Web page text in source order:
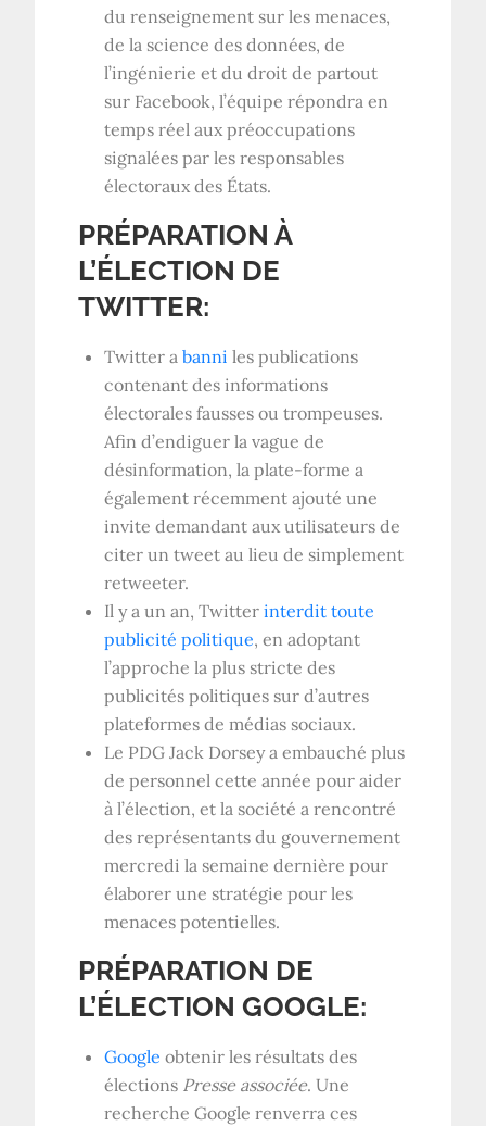
du renseignement sur les menaces,
de la science des données, de
l’ingénierie et du droit de partout
sur Facebook, l’équipe répondra en
temps réel aux préoccupations
signalées par les responsables
électoraux des États.
PRÉPARATION À
L’ÉLECTION DE
TWITTER:
Twitter abanni les publications
contenant des informations
électorales fausses ou trompeuses.
Afin d’endiguer la vague de
désinformation, la plate-forme a
également récemment ajouté une
invite demandant aux utilisateurs de
citer un tweet au lieu de simplement
retweeter.
Il y a un an, Twitterinterdit toute
publicité politique, en adoptant
l’approche la plus stricte des
publicités politiques sur d’autres
plateformes de médias sociaux.
Le PDG Jack Dorsey a embauché plus
de personnel cette année pour aider
à l’élection, et la société a rencontré
des représentants du gouvernement
mercredi la semaine dernière pour
élaborer une stratégie pour les
menaces potentielles.
PRÉPARATION DE
L’ÉLECTION GOOGLE:
Google obtenir les résultats des
élections Presse associée. Une
recherche Google renverra ces